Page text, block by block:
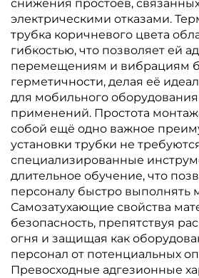
снижения простоев,
электрическими отказами.
трубка коричневого цвета
гибкостью, что позволяет ей
перемещениям и вибрациям
герметичности, делая её
для мобильного
применений. Простота
собой ещё одно важное
установки трубки не
специализированные
длительное обучение, что
персоналу быстро выполнять
Самозатухающие свойства
безопасность, препятствуя
огня и защищая как
персонал от потенциальных
Превосходные адгезионные